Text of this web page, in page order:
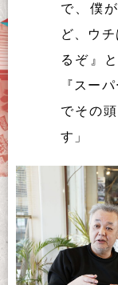
で、僕
ど、ウ
るぞ』
『スー
でその
す」